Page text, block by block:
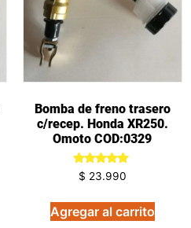
Bomba de freno trasero
c/recep. Honda XR250.
Omoto COD:0329
Valorado
en
de 5
$ 23.990
Agregar al carrito